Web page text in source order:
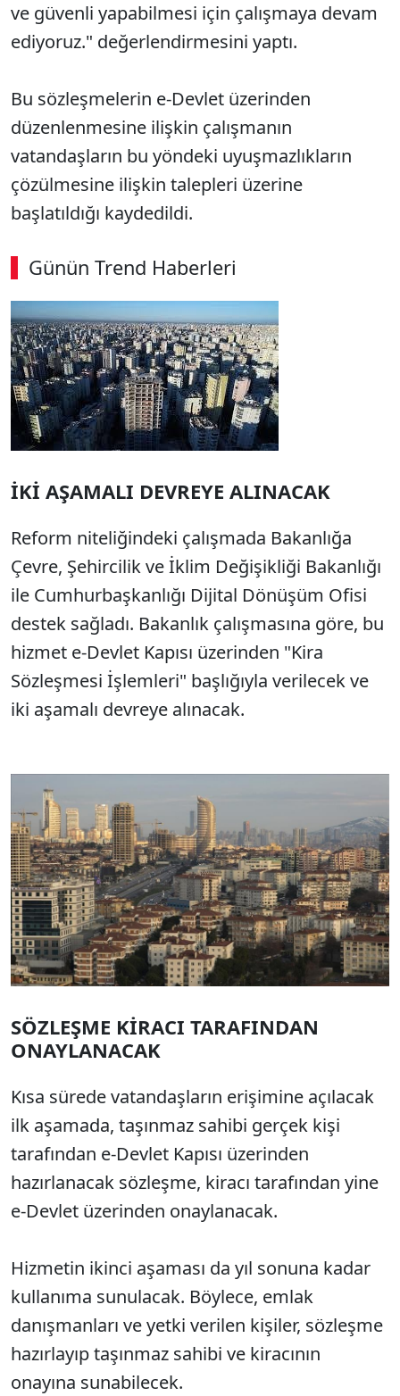
ve güvenli yapabilmesi için çalışmaya devam
ediyoruz." değerlendirmesini yaptı.
Bu sözleşmelerin e-Devlet üzerinden
düzenlenmesine ilişkin çalışmanın
vatandaşların bu yöndeki uyuşmazlıkların
çözülmesine ilişkin talepleri üzerine
başlatıldığı kaydedildi.
Günün Trend Haberleri
İKİ AŞAMALI DEVREYE ALINACAK
Reform niteliğindeki çalışmada Bakanlığa
Çevre, Şehircilik ve İklim Değişikliği Bakanlığı
ile Cumhurbaşkanlığı Dijital Dönüşüm Ofisi
destek sağladı. Bakanlık çalışmasına göre, bu
hizmet e-Devlet Kapısı üzerinden "Kira
Sözleşmesi İşlemleri" başlığıyla verilecek ve
iki aşamalı devreye alınacak.
SÖZLEŞME KİRACI TARAFINDAN
ONAYLANACAK
Kısa sürede vatandaşların erişimine açılacak
ilk aşamada, taşınmaz sahibi gerçek kişi
tarafından e-Devlet Kapısı üzerinden
hazırlanacak sözleşme, kiracı tarafından yine
e-Devlet üzerinden onaylanacak.
Hizmetin ikinci aşaması da yıl sonuna kadar
kullanıma sunulacak. Böylece, emlak
danışmanları ve yetki verilen kişiler, sözleşme
hazırlayıp taşınmaz sahibi ve kiracının
onayına sunabilecek.